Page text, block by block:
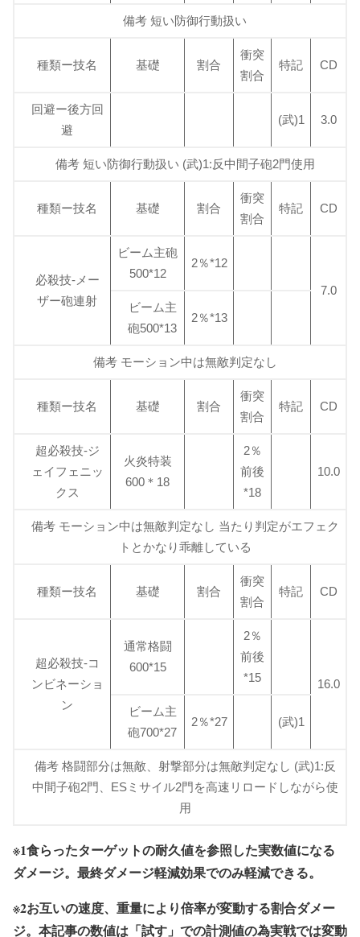
備考 短い防御行動扱い
種類ー技名 基礎 割合
衝突
割合
特記 CD
回避ー後方回
避
(武)1 3.0
備考 短い防御行動扱い (武)1:反中間子砲2門使用
種類ー技名 基礎 割合
衝突
割合
特記 CD
必殺技-メー
ザー砲連射
ビーム主砲
500*12
2％*12
7.0
ビーム主
砲500*13
2％*13
備考 モーション中は無敵判定なし
種類ー技名 基礎 割合
衝突
割合
特記 CD
超必殺技-ジ
ェイフェニッ
クス
火炎特装
600＊18
2％
前後
*18
10.0
備考 モーション中は無敵判定なし 当たり判定がエフェク
トとかなり乖離している
種類ー技名 基礎 割合
衝突
割合
特記 CD
超必殺技-コ
ンビネーショ
ン
通常格闘
600*15
2％
前後
*15
16.0
ビーム主
砲700*27
2％*27 (武)1
備考 格闘部分は無敵、射撃部分は無敵判定なし (武)1:反
中間子砲2門、ESミサイル2門を高速リロードしながら使
用
※1食らったターゲットの耐久値を参照した実数値になる
ダメージ。最終ダメージ軽減効果でのみ軽減できる。
※2お互いの速度、重量により倍率が変動する割合ダメー
ジ。本記事の数値は「試す」での計測値の為実戦では変動